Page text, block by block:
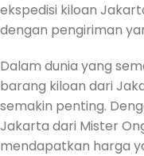
ekspedisi kiloan
dengan pengiriman
Dalam dunia yang
barang kiloan dari
semakin penting.
Jakarta dari Mister
mendapatkan harga